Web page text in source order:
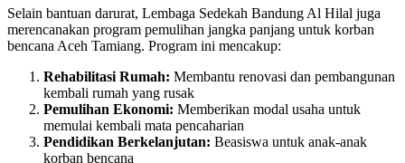
Selain bantuan darurat, Lembaga Sedekah Bandung Al Hilal juga
merencanakan program pemulihan jangka panjang untuk korban
bencana Aceh Tamiang. Program ini mencakup:
Rehabilitasi Rumah: Membantu renovasi dan pembangunan
kembali rumah yang rusak
Pemulihan Ekonomi: Memberikan modal usaha untuk
memulai kembali mata pencaharian
Pendidikan Berkelanjutan: Beasiswa untuk anak-anak
korban bencana